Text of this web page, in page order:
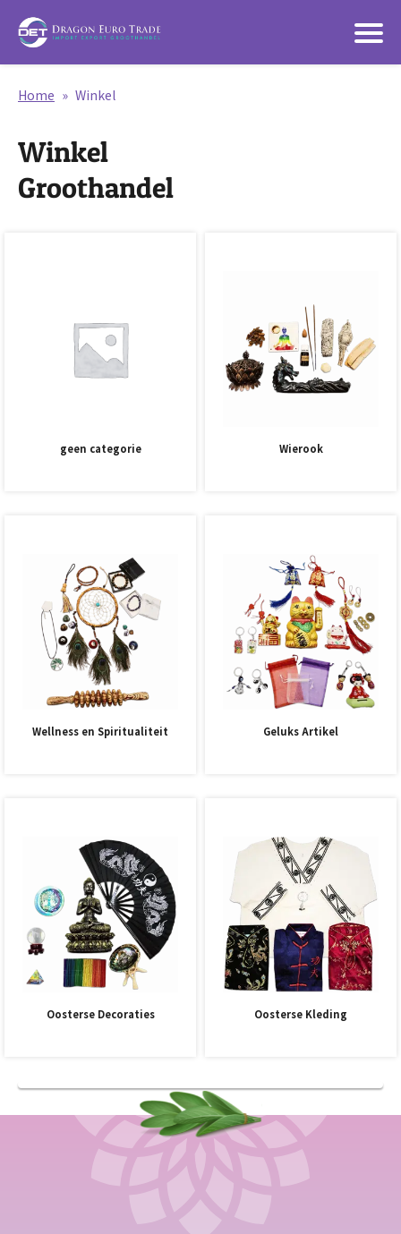
Home » Winkel
Winkel
Groothandel
geen categorie Wierook
Wellness en Spiritualiteit Geluks Artikel
Oosterse Decoraties Oosterse Kleding